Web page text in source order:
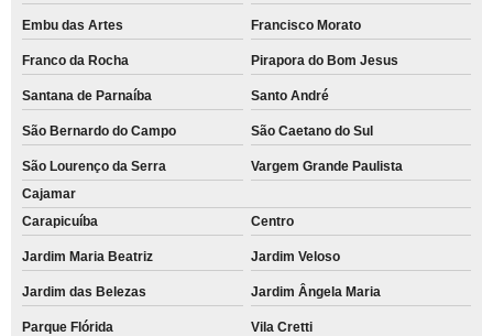
Embu das Artes Francisco Morato
Franco da Rocha Pirapora do Bom Jesus
Santana de Parnaíba Santo André
São Bernardo do Campo São Caetano do Sul
São Lourenço da Serra
Vargem Grande Paulista
Cajamar
Carapicuíba
Centro
Jardim Maria Beatriz Jardim Veloso
Jardim das Belezas Jardim Ângela Maria
Parque Flórida Vila Cretti